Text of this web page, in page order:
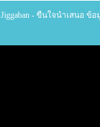
- ขืนใจนำเสนอ ข้